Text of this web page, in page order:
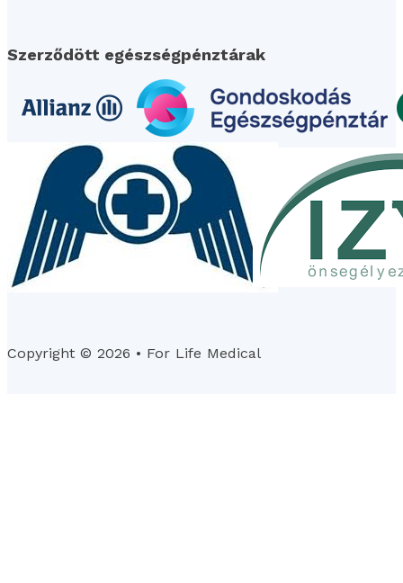
Szerződött egészségpénztárak
Copyright © 2026 • For Life Medical